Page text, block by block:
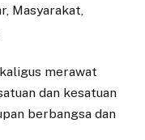
Masyarakat,
merawat
dan kesatuan
berbangsa dan